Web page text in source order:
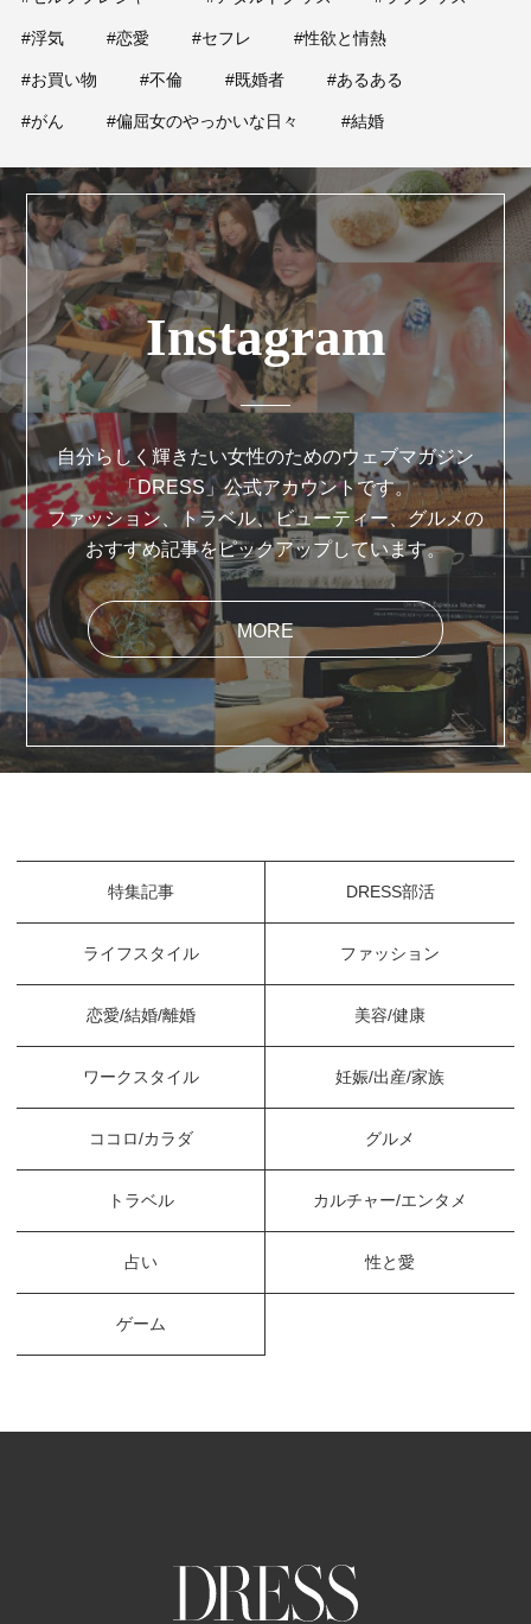
#浮気 #恋愛 #セフレ #性欲と情熱
#お買い物 #不倫 #既婚者 #あるある
#がん #偏屈女のやっかいな日々 #結婚
Instagram
自分らしく輝きたい女性のためのウェブマガジン
「DRESS」公式アカウントです。
ファッション、トラベル、ビューティー、グルメの
おすすめ記事をピックアップしています。
MORE
特集記事 DRESS部活
ライフスタイル ファッション
恋愛/結婚/離婚 美容/健康
ワークスタイル 妊娠/出産/家族
ココロ/カラダ グルメ
トラベル カルチャー/エンタメ
占い 性と愛
ゲーム